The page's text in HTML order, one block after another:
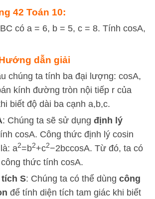
42 Toán 10:
có a = 6, b = 5, c = 8. Tính cosA,
dẫn giải
chúng ta tính ba đại lượng: cosA,
kính đường tròn nội tiếp r của
biết độ dài ba cạnh a,b,c.
: Chúng ta sẽ sử dụng định lý
cosA. Công thức định lý cosin
a2=b2+c2−2bccosA. Từ đó, ta có
thức tính cosA.
S: Chúng ta có thể dùng công
để tính diện tích tam giác khi biết